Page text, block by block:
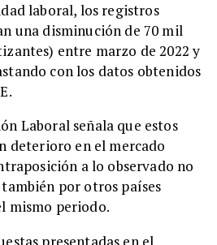
laboral, los registros
una disminución de 70 mil
entre marzo de 2022 y
con los datos obtenidos
Laboral señala que estos
deterioro en el mercado
a lo observado no
por otros países
mismo periodo.
presentadas en el